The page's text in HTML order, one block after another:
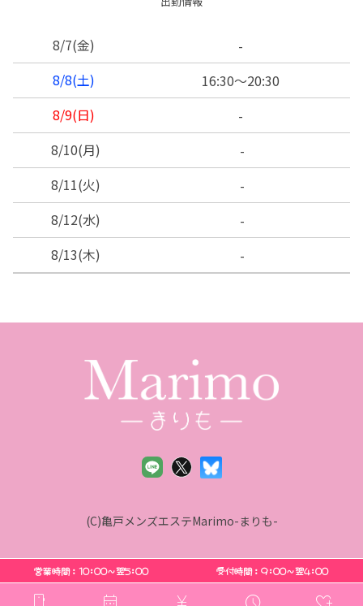
8/7(金)
-
8/8(土)
16:30～20:30
8/9(日)
-
8/10(月)
-
8/11(火)
-
8/12(水)
-
8/13(木) -
(C)亀戸メンズエステMarimo-まりも-
営業時間：10:00〜翌5:00 受付時間：9:00〜翌4:00